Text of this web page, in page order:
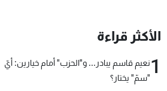
الأكثر قراءة
1نعيم قاسم يبادر... و"الحزب" أمام خيارين: أيّ
"سمّ" يختار؟